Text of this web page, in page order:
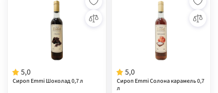
5,0
Сироп Emmi Шоколад 0,7 л
5,0
Сироп Emmi Солона карамель 0,7
л